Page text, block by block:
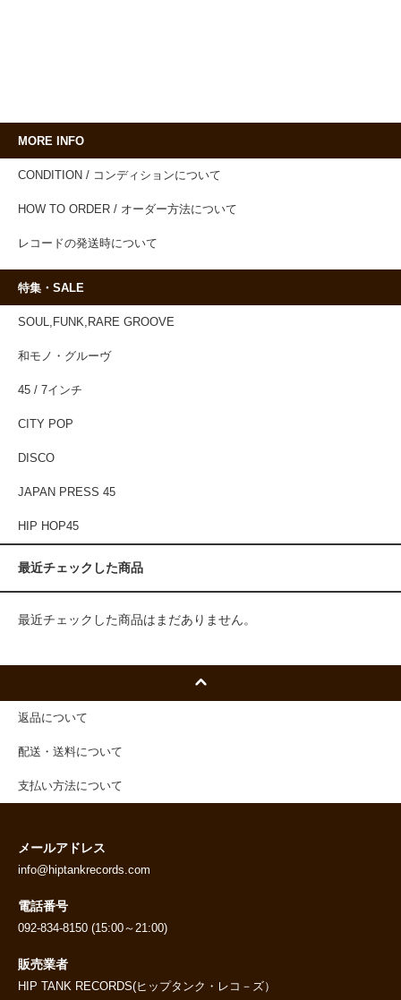
MORE INFO
CONDITION / コンディションについて
HOW TO ORDER / オーダー方法について
レコードの発送時について
特集・SALE
SOUL,FUNK,RARE GROOVE
和モノ・グルーヴ
45 / 7インチ
CITY POP
DISCO
JAPAN PRESS 45
HIP HOP45
最近チェックした商品
最近チェックした商品はまだありません。
返品について
配送・送料について
支払い方法について
メールアドレス
info@hiptankrecords.com
電話番号
092-834-8150 (15:00～21:00)
販売業者
HIP TANK RECORDS(ヒップタンク・レコ－ズ）